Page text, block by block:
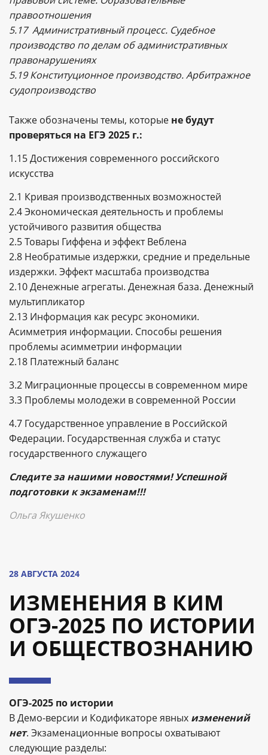
правоотношения
5.17 Административный процесс. Судебное
производство по делам об административных
правонарушениях
5.19 Конституционное производство. Арбитражное
судопроизводство
Также обозначены темы, которые не будут
проверяться на ЕГЭ 2025 г.:
1.15 Достижения современного российского
искусства
2.1 Кривая производственных возможностей
2.4 Экономическая деятельность и проблемы
устойчивого развития общества
2.5 Товары Гиффена и эффект Веблена
2.8 Необратимые издержки, средние и предельные
издержки. Эффект масштаба производства
2.10 Денежные агрегаты. Денежная база. Денежный
мультипликатор
2.13 Информация как ресурс экономики.
Асимметрия информации. Способы решения
проблемы асимметрии информации
2.18 Платежный баланс
3.2 Миграционные процессы в современном мире
3.3 Проблемы молодежи в современной России
4.7 Государственное управление в Российской
Федерации. Государственная служба и статус
государственного служащего
Следите за нашими новостями! Успешной
подготовки к экзаменам!!!
Ольга Якушенко
28 АВГУСТА 2024
ИЗМЕНЕНИЯ В КИМ
ОГЭ-2025 ПО ИСТОРИИ
И ОБЩЕСТВОЗНАНИЮ
ОГЭ-2025 по истории
В Демо-версии и Кодификаторе явных изменений
нет. Экзаменационные вопросы охватывают
следующие разделы: